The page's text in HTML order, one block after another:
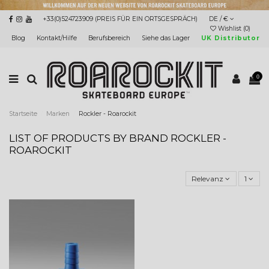
+33(0)524723909 (PREIS FÜR EIN ORTSGESPRÄCH)
DE / €
Wishlist (0)
Blog
Kontakt/Hilfe Berufsbereich Siehe das Lager UK Distributor
0
Startseite Marken Rockler - Roarockit
LIST OF PRODUCTS BY BRAND ROCKLER -
ROAROCKIT
Relevanz 1